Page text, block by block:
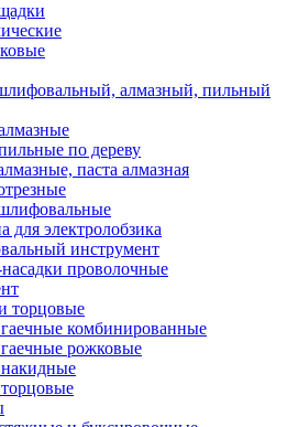
алмазный, пильный
по дереву
паста алмазная
для электролобзика
инструмент
проволочные
торцовые
комбинированные
рожковые